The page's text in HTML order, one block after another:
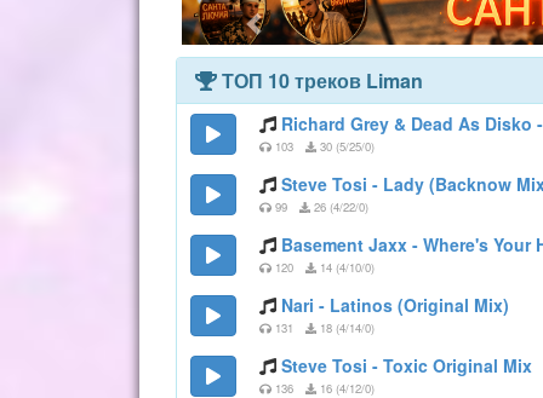
ТОП 10 треков Liman
Richard Grey & Dead As Disko
103 30 (5/25/0)
Steve Tosi - Lady (Backnow
99 26 (4/22/0)
Basement Jaxx - Where's Your
120 14 (4/10/0)
Nari - Latinos (Original Mix)
131 18 (4/14/0)
Steve Tosi - Toxic Original Mix
136 16 (4/12/0)